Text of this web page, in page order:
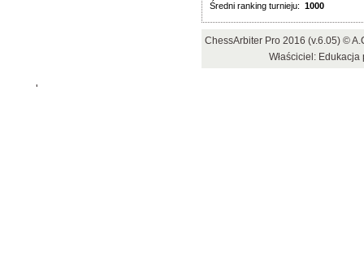
Średni ranking turnieju: 1000
ChessArbiter Pro 2016 (v.6.05) ©
Właściciel:
'